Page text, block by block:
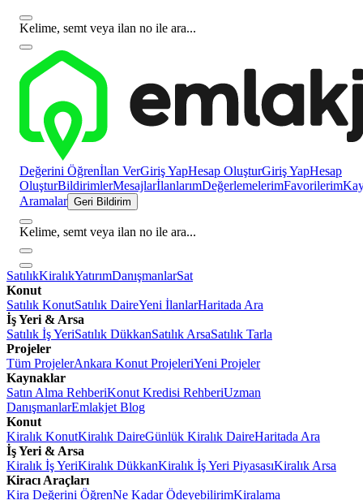
Kelime, semt veya ilan no ile ara...
Değerini Öğrenİlan VerGiriş YapHesap OluşturGiriş YapHesap
OluşturBildirimlerMesajlarİlanlarımDeğerlemelerimFavorilerim
Aramalar Geri Bildirim
Kelime, semt veya ilan no ile ara...
SatılıkKiralıkYatırımDanışmanlarSat
Konut
Satılık KonutSatılık DaireYeni İlanlarHaritada Ara
İş Yeri & Arsa
Satılık İş YeriSatılık DükkanSatılık ArsaSatılık Tarla
Projeler
Tüm ProjelerAnkara Konut ProjeleriYeni Projeler
Kaynaklar
Satın Alma RehberiKonut Kredisi RehberiUzman
DanışmanlarEmlakjet Blog
Konut
Kiralık KonutKiralık DaireGünlük Kiralık DaireHaritada Ara
İş Yeri & Arsa
Kiralık İş YeriKiralık DükkanKiralık İş Yeri PiyasasıKiralık Arsa
Kiracı Araçları
Kira Değerini ÖğrenNe Kadar ÖdeyebilirimKiralama